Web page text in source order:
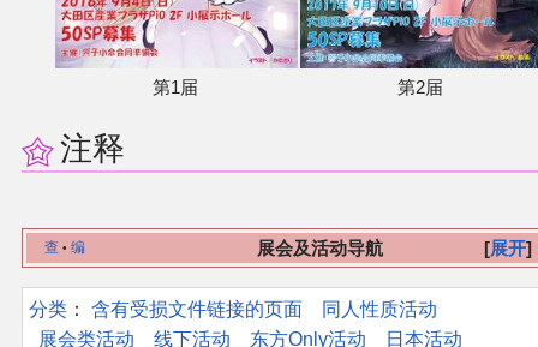
第1届 第2届
注释
展开
查 • 编 展会及活动导航
分类 ：​ 含有受损文件链接的页面
同人性质活动
展会类活动
线下活动 东方Only活动
日本活动
关于THBWiki